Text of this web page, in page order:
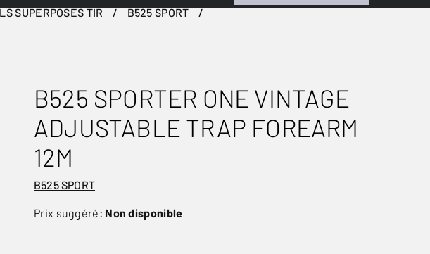
SUPERPOSÉS TIR
B525 SPORT
SÉRIES LIMITÉES
B525 SPORTER ONE VINTAGE
ADJUSTABLE TRAP FOREARM
12M
B525 SPORT
Prix suggéré: Non disponible